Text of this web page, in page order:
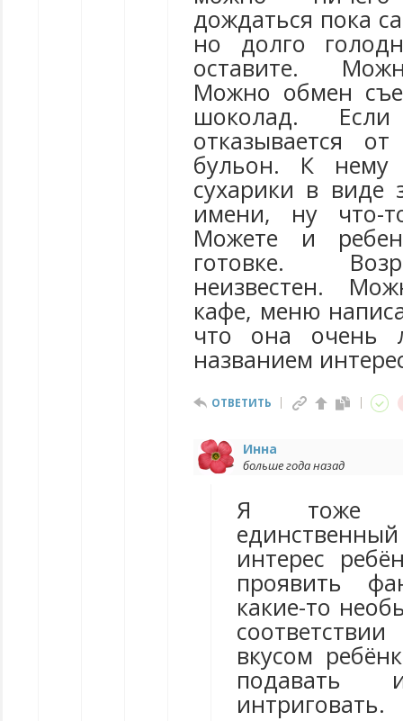
дождаться пока
но долго
оставите.
Можно обмен
шоколад. Если
отказывается
бульон. К нему
сухарики в виде
имени, ну что-
Можете и
готовке.
неизвестен.
кафе, меню
что она очень
названием
ОТВЕТИТЬ
Инна
больше года назад
Я тоже
интерес
проявить
какие-то
вкусом
подавать
интриговать.